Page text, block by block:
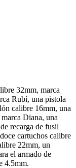
32mm, marca
Rubí, una pistola
calibre 16mm, una
Diana, una
recarga de fusil
cartuchos calibre
22mm, un
el armado de
4.5mm.